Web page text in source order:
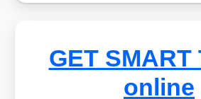
GET SMART
online